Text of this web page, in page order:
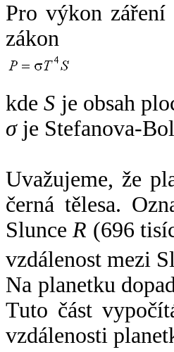
Pro výkon záření
zákon
kdeS je obsah
σje Stefanova-
Uvažujeme, že
černá tělesa.
SlunceR (696
vzdálenost mezi
Na planetku
Tuto část
vzdálenosti